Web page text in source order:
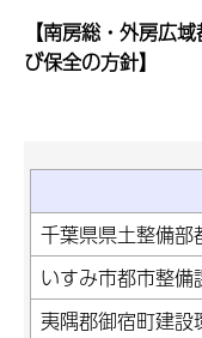
【南房総・外房広
び保全の方針】
千葉県県土整備
いすみ市都市整備
夷隅郡御宿町建設